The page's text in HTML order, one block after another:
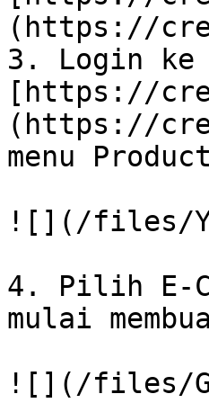
(https://
3. Login ke
[https://
(https://
menu
![](/files/
4. Pilih E-
mulai
![](/files/